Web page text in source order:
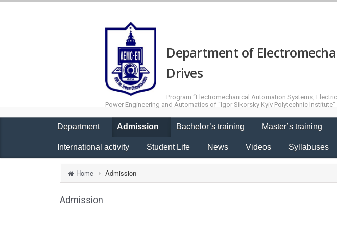
Department of
Drives
Program “Electromechanical Automation Systems,
Power Engineering and Automatics of “Igor Sikorsky Kyiv Polytechnic Institute”
Department Admission Bachelor’s training Master’s training
International activity Student Life News Videos Syllabuses
Home Admission
Admission